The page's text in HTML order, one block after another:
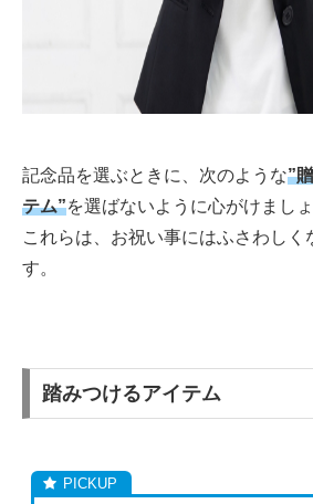
記念品を選ぶときに、次のような”
テム”を選ばないように心がけましょ
これらは、お祝い事にはふさわしく
す。
踏みつけるアイテム